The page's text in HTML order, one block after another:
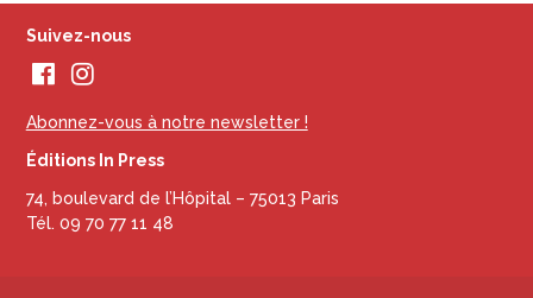
Suivez-nous
Abonnez-vous à notre newsletter !
Éditions In Press
74, boulevard de l’Hôpital – 75013 Paris
Tél. 09 70 77 11 48